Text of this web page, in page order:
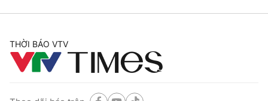
Góc doanh nghiệp
Truyền hình
Phim VTV
Hậu trường
Giải trí
Điện ảnh
Âm nhạc
THỜI BÁO VTV